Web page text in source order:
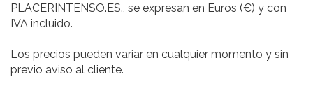
PLACERINTENSO.ES., se expresan en Euros (€) y con
IVA incluido.
Los precios pueden variar en cualquier momento y sin
previo aviso al cliente.